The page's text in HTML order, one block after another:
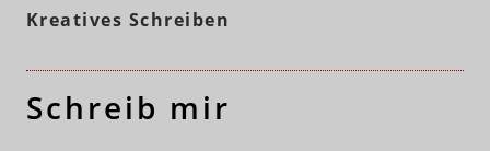
Kreatives Schreiben
Schreib mir